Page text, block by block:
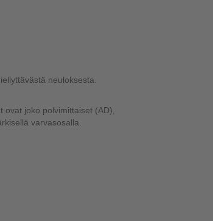
neuloksesta.
joko polvimittaiset (AD),
varvasosalla.